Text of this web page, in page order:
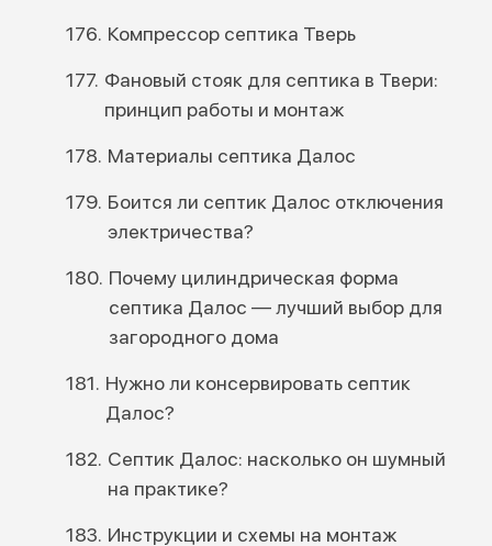
Компрессор септика Тверь
Фановый стояк для септика в Твери:
принцип работы и монтаж
Материалы септика Далос
Боится ли септик Далос отключения
электричества?
Почему цилиндрическая форма
септика Далос — лучший выбор для
загородного дома
Нужно ли консервировать септик
Далос?
Септик Далос: насколько он шумный
на практике?
Инструкции и схемы на монтаж